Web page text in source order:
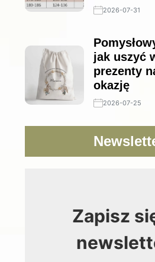
2026-07-31
jak uszyć
prezenty
okazję
2026-07-25
Zapisz